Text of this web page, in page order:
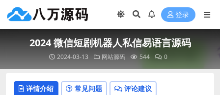
登录
2024 微信短剧机器人私信易语言源码
2024-03-13 网站源码 544 0
详情介绍 常见问题 评论建议